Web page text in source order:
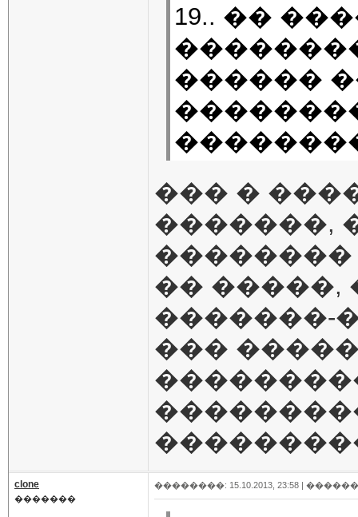
19.. ��
������
��� �
�������,
��������
�� �����,
�������-
���
clone
�������
��������: 15.10.2013, 23:58 |